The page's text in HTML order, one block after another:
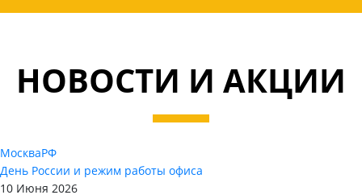
НОВОСТИ И АКЦИИ
МоскваРФ
День России и режим работы офиса
10 Июня 2026